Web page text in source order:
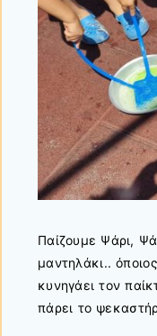
Παίζουμε Ψάρι,
μαντηλάκι..
κυνηγάει τον
πάρει το